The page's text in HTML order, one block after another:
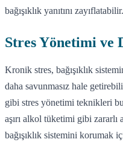
bağışıklık yanıtını zayıflatabilir.
Stres Yönetimi ve
Kronik stres, bağışıklık
daha savunmasız hale
gibi stres yönetimi teknikleri
aşırı alkol tüketimi gibi zararlı
bağışıklık sistemini korumak